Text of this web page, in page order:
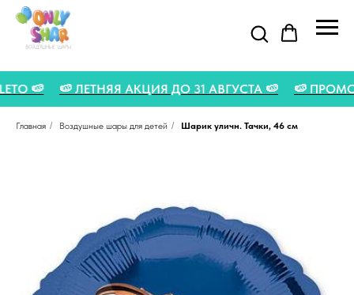
- LETO 🍉 🍉 ЛЕТНЯЯ АКЦИЯ ДО 31 АВГУСТА 🍉 🍉
Главная / Воздушные шары для детей / Шарик уличн. Тачки, 46 см